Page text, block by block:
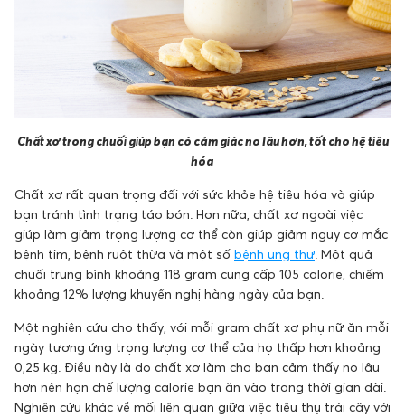
Chất xơ trong chuối giúp bạn có cảm giác no lâu hơn, tốt cho hệ tiêu
hóa
Chất xơ rất quan trọng đối với sức khỏe hệ tiêu hóa và giúp
bạn tránh tình trạng táo bón. Hơn nữa, chất xơ ngoài việc
giúp làm giảm trọng lượng cơ thể còn giúp giảm nguy cơ mắc
bệnh tim, bệnh ruột thừa và một số bệnh ung thư . Một quả
chuối trung bình khoảng 118 gram cung cấp 105 calorie, chiếm
khoảng 12% lượng khuyến nghị hàng ngày của bạn.
Một nghiên cứu cho thấy, với mỗi gram chất xơ phụ nữ ăn mỗi
ngày tương ứng trọng lượng cơ thể của họ thấp hơn khoảng
0,25 kg. Điều này là do chất xơ làm cho bạn cảm thấy no lâu
hơn nên hạn chế lượng calorie bạn ăn vào trong thời gian dài.
Nghiên cứu khác về mối liên quan giữa việc tiêu thụ trái cây với